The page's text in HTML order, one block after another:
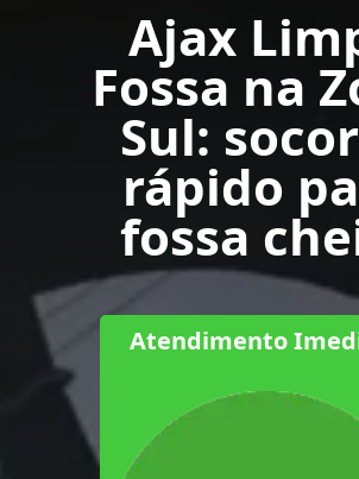
Ajax
Fossa na
Sul:
rápido
fossa
Atendimento